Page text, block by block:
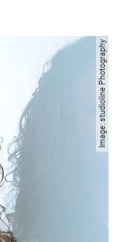
Image: studioline Photography